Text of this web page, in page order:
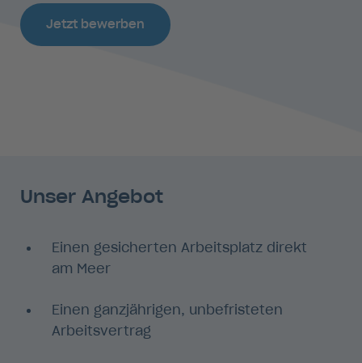
Jetzt bewerben
Unser Angebot
Einen gesicherten Arbeitsplatz direkt
am Meer
Einen ganzjährigen, unbefristeten
Arbeitsvertrag